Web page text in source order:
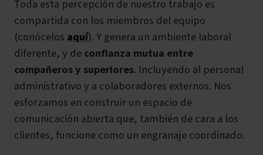
Toda esta percepción de nuestro trabajo es
compartida con los miembros del equipo
(conócelos aquí). Ygenera un ambiente laboral
diferente, y deconfianza mutua entre
compañeros y superiores. Incluyendo al personal
administrativo y a colaboradores externos. Nos
esforzamos en construir un espacio de
comunicación abierta que, también de cara a los
clientes, funcione como un engranaje coordinado.